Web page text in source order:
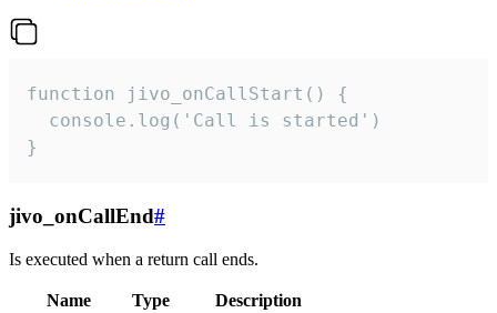
function jivo_onCallStart() {
  console.log('Call is started')
}
jivo_onCallEnd#
Is executed when a return call ends.
Name Type
Description